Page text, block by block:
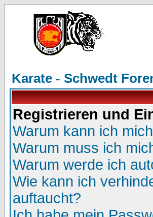
Karate - Schwedt
Registrieren und
Warum kann ich
Warum muss ich
Warum werde ich
Wie kann ich
auftaucht?